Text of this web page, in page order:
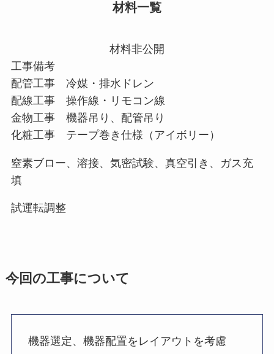
材料一覧
材料非公開
工事備考
配管工事 冷媒・排水ドレン
配線工事 操作線・リモコン線
金物工事 機器吊り、配管吊り
化粧工事 テープ巻き仕様（アイボリー）
窒素ブロー、溶接、気密試験、真空引き、ガス充
填
試運転調整
今回の工事について
機器選定、機器配置をレイアウトを考慮